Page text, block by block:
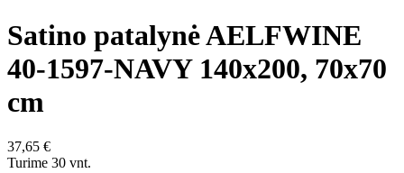
Satino patalynė AELFWINE
40-1597-NAVY 140x200, 70x70
cm
37,65 €
Turime 30 vnt.